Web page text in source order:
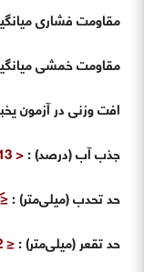
مقاومت فشاری
مقاومت خمشی
افت وزنی در آزمون
جذب آب (درصد) :< 13
حد تحدب (میلی‌متر) :≤
حد تقعر (میلی‌متر) :≤ 2